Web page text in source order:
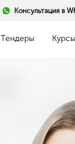
Консультация в
Тендеры Курсы